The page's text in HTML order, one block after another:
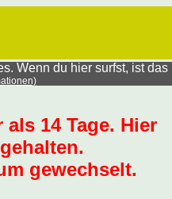
Wenn du hier surfst, ist das
14 Tage. Hier
gewechselt.